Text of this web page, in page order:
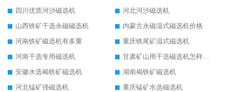
四川优质河沙磁选机
河北河沙磁选机
山西铁矿干选永磁磁选机
内蒙古永磁湿式磁选机价格
河南铁矿磁选机有多重
重庆铁尾矿湿式磁选机
河南干选专用磁选机
甘肃矿山用干选磁选机怎样调磁
安徽水选褐铁矿磁选机
湖南褐铁矿磁选机
河北锰矿强磁选机
重庆锰矿水选磁选机